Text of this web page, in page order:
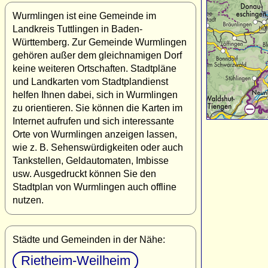
Wurmlingen ist eine Gemeinde im
Landkreis Tuttlingen in Baden-
Württemberg. Zur Gemeinde Wurmlingen
gehören außer dem gleichnamigen Dorf
keine weiteren Ortschaften. Stadtpläne
und Landkarten vom Stadtplandienst
helfen Ihnen dabei, sich in Wurmlingen
zu orientieren. Sie können die Karten im
Internet aufrufen und sich interessante
Orte von Wurmlingen anzeigen lassen,
wie z. B. Sehenswürdigkeiten oder auch
Tankstellen, Geldautomaten, Imbisse
usw. Ausgedruckt können Sie den
Stadtplan von Wurmlingen auch offline
nutzen.
Städte und Gemeinden in der Nähe:
Rietheim-Weilheim